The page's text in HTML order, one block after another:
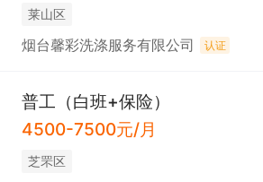
莱山区
烟台馨彩洗涤服务有限公司 认证
普工（白班+保险）
4500-7500元/月
芝罘区